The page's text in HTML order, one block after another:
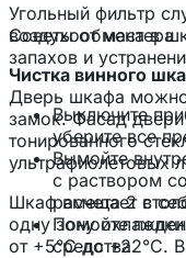
Угольный фильтр
воздухообмена в
запахов и
Дверь шкафа можно
замок. Фасад
тонированного
ультрафиолетовых
Шкаф вмещает в
одну зону
от +5°C до +22°C.
Советы от мастера
Чистка винного
Выключите
уберите все
Вымойте
с раствором
расчета 2
Помойте
средства.